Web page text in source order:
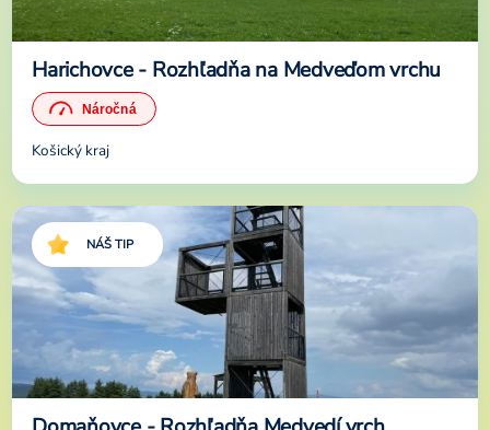
Harichovce - Rozhľadňa na Medveďom vrchu
Košický kraj
NÁŠ TIP